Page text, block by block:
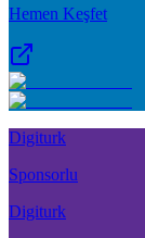
Hemen Keşfet
Digiturk
Sponsorlu
Digiturk